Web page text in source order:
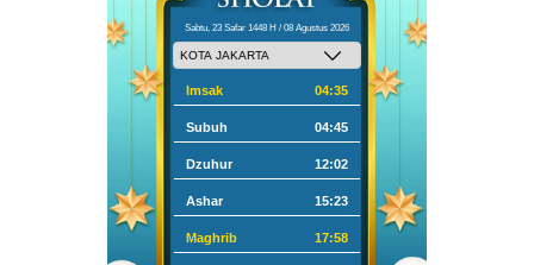
Sabtu, 23 Safar 1448 H / 08 Agustus 2026
Imsak 04:35
Subuh 04:45
Dzuhur 12:02
Ashar 15:23
Maghrib 17:58